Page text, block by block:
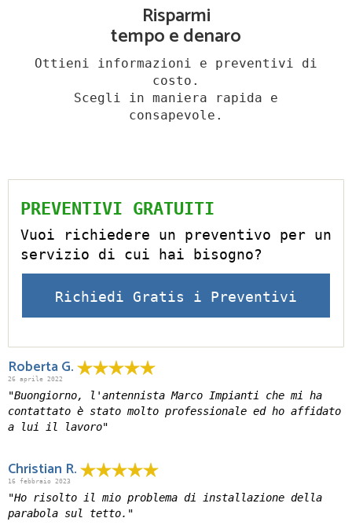
Risparmi
tempo e denaro
Ottieni informazioni e preventivi di
costo.
Scegli in maniera rapida e
consapevole.
PREVENTIVI GRATUITI
Vuoi richiedere un preventivo per un
servizio di cui hai bisogno?
Richiedi Gratis i Preventivi
Roberta G.
26 aprile 2022
"Buongiorno, l'antennista Marco Impianti che mi ha
contattato è stato molto professionale ed ho affidato
a lui il lavoro"
Christian R.
16 febbraio 2023
"Ho risolto il mio problema di installazione della
parabola sul tetto."